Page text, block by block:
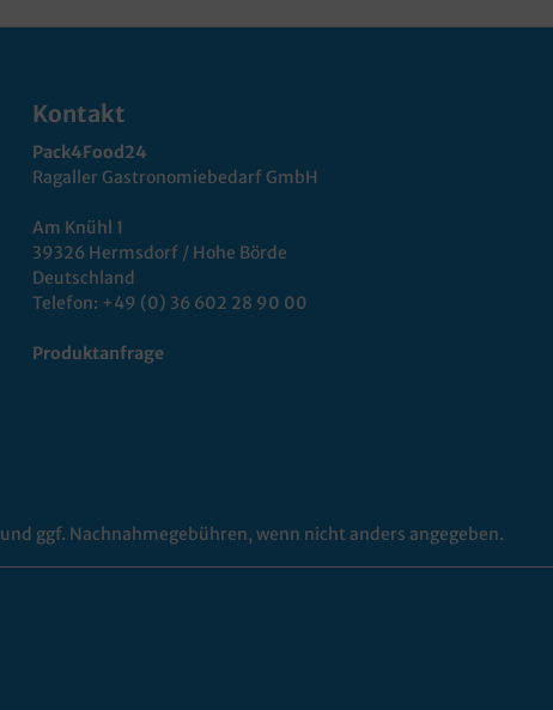
Kontakt
Pack4Food24
Ragaller Gastronomiebedarf GmbH
Am Knühl 1
39326 Hermsdorf / Hohe Börde
Deutschland
Telefon: +49 (0) 36 602 28 90 00
Produktanfrage
und ggf. Nachnahmegebühren, wenn nicht anders angegeben.